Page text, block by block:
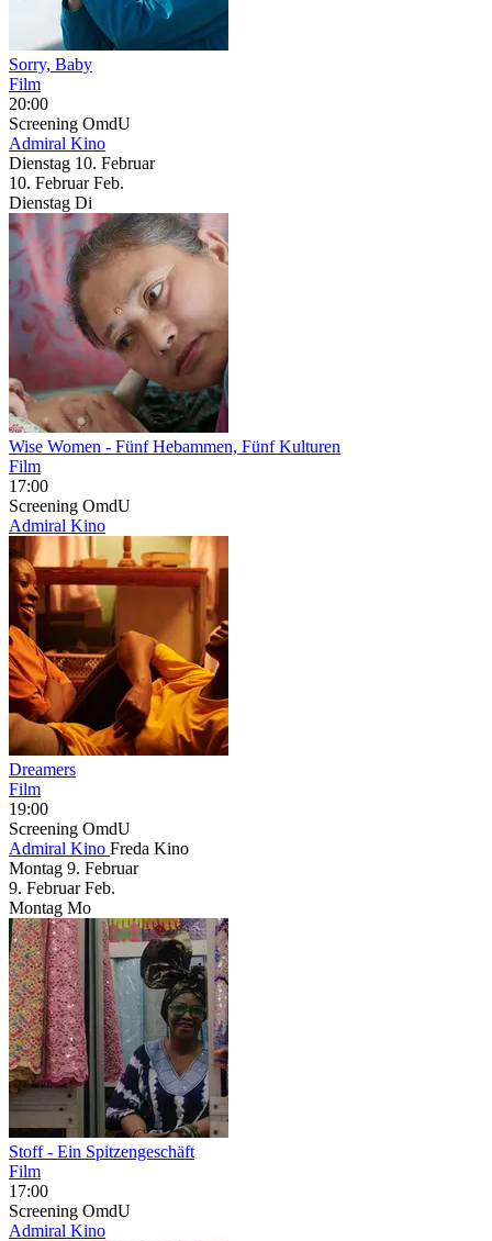
Sorry, Baby
Film
20:00
Screening OmdU
Admiral Kino
Dienstag 10. Februar
10. Februar Feb.
Dienstag Di
Wise Women - Fünf Hebammen, Fünf Kulturen
Film
17:00
Screening OmdU
Admiral Kino
Dreamers
Film
19:00
Screening OmdU
Admiral Kino Freda Kino
Montag 9. Februar
9. Februar Feb.
Montag Mo
Stoff - Ein Spitzengeschäft
Film
17:00
Screening OmdU
Admiral Kino